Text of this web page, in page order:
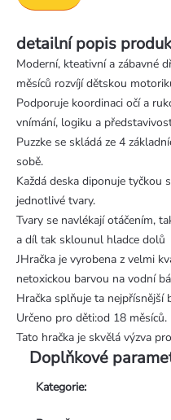
detailní popis
Moderní, kteativní a zábavné
měsíců rozvíjí dětskou
Podporuje koordinaci očí a
vnímání, logiku a
Puzzke se skládá ze 4
sobě.
Každá deska diponuje tyčkou
jednotlivé tvary.
Tvary se navlékají otáčením,
a díl tak sklounul hladce dolů
JHračka je vyrobena z velmi
netoxickou barvou na vodní
Hračka splňuje ta nejpřísnější
Určeno pro děti:od 18 měsíců.
Tato hračka je skvělá výzva
Doplňkové
Kategorie: